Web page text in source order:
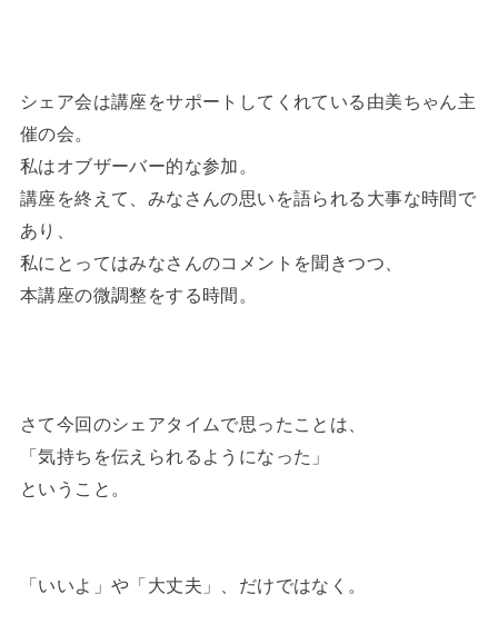
シェア会は講座をサポートしてくれている由美ちゃん主
催の会。
私はオブザーバー的な参加。
講座を終えて、みなさんの思いを語られる大事な時間で
あり、
私にとってはみなさんのコメントを聞きつつ、
本講座の微調整をする時間。
さて今回のシェアタイムで思ったことは、
「気持ちを伝えられるようになった」
ということ。
「いいよ」や「大丈夫」、だけではなく。